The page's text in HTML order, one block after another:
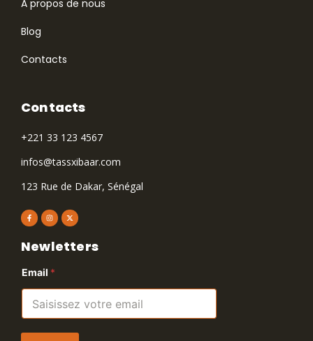
A propos de nous
Blog
Contacts
Contacts
+221 33 123 4567
infos@tassxibaar.com
123 Rue de Dakar, Sénégal
Newletters
Email *